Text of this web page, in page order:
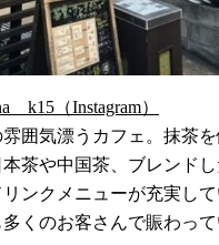
（Instagram）
囲気漂うカフェ。抹茶
茶や中国茶、ブレンド
ンクメニューが充実し
くのお客さんで賑わって